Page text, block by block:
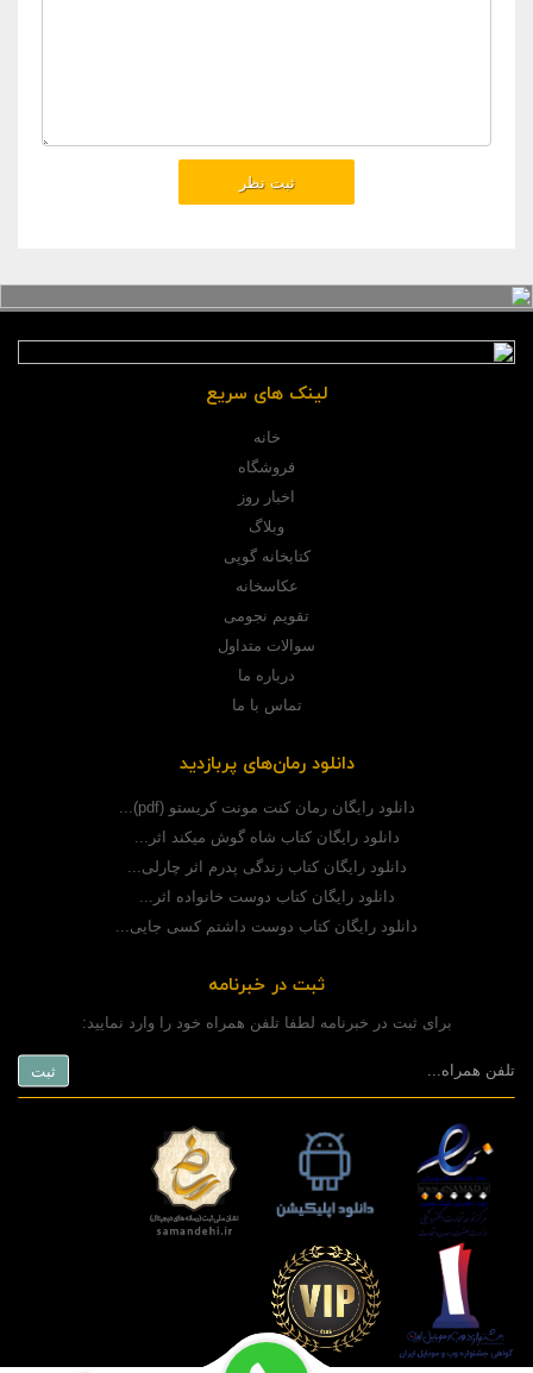
لینک های سریع
خانه
فروشگاه
اخبار روز
وبلاگ
کتابخانه گوپی
عکاسخانه
تقویم نجومی
سوالات متداول
درباره ما
تماس با ما
دانلود رمان‌های پربازدید
دانلود رایگان رمان کنت مونت کریستو (pdf)...
دانلود رایگان کتاب شاه گوش میکند اثر...
دانلود رایگان کتاب زندگی پدرم اثر چارلی...
دانلود رایگان کتاب دوست خانواده اثر...
دانلود رایگان کتاب دوست داشتم کسی جایی...
ثبت در خبرنامه
برای ثبت در خبرنامه لطفا تلفن همراه خود را وارد نمایید: